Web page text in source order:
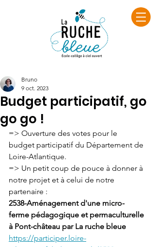
Budget participatif, go
go go !
Bruno
9 oct. 2023
=> Ouverture des votes pour le
budget participatif du Département de
Loire-Atlantique.
=> Un petit coup de pouce à donner à
notre projet et à celui de notre
partenaire :
2538-Aménagement d'une micro-
ferme pédagogique et permaculturelle
à Pont-château par La ruche bleue
https://participer.loire-